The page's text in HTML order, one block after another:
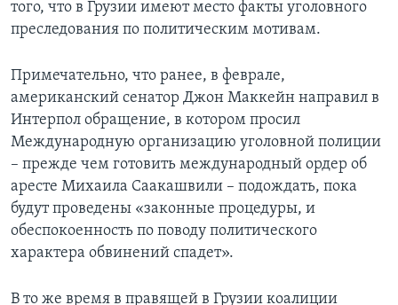
того, что в Грузии имеют место факты уголовного
преследования по политическим мотивам.
Примечательно, что ранее, в феврале,
американский сенатор Джон Маккейн направил в
Интерпол обращение, в котором просил
Международную организацию уголовной полиции
– прежде чем готовить международный ордер об
аресте Михаила Саакашвили – подождать, пока
будут проведены «законные процедуры, и
обеспокоенность по поводу политического
характера обвинений спадет».
В то же время в правящей в Грузии коалиции